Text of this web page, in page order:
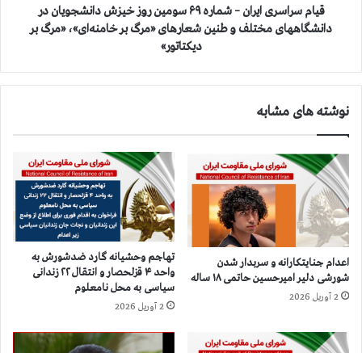
نا
–
ر
ه
۶
۹
س
و
م
ی
ر
و
قیام سراسری ایران – شماره ۶۹ سومین روز خیزش دانشجویان در
دانشگاههای مختلف و طنین شعارهای «مرگ بر خامنه‌ای»، «مرگ بر
دیکتاتور»
نوشته های مشابه
اعدام جنایتکارانه و سربدار شدن
شورشی دلیر امیرحسین حاتمی ۱۸ ساله
2 آوریل 2026
تهاجم وحشیانه گارد ضدشورش به
واحد ۴ قزلحصار و انتقال ۲۲ زندانی
سیاسی به محل نامعلوم
2 آوریل 2026